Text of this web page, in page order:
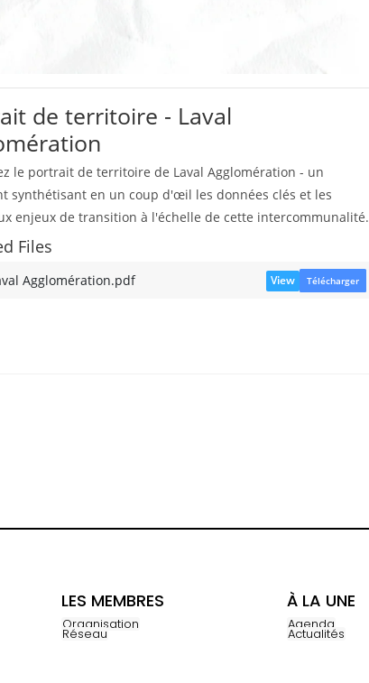
de territoire - Laval
le portrait de territoire de Laval Agglomération - un
synthétisant en un coup d'œil les données clés et les
enjeux de transition à l'échelle de cette intercommunalité.
Files
Agglomération.pdf View Télécharger
LES MEMBRES
Organisation
Réseau
À LA UNE
Agenda
Actualités